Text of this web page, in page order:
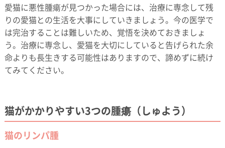
愛猫に悪性腫瘍が見つかった場合には、治療に専念して残
りの愛猫との生活を大事にしていきましょう。今の医学で
は完治することは難しいため、覚悟を決めておきましょ
う。治療に専念し、愛猫を大切にしていると告げられた余
命よりも長生きする可能性はありますので、諦めずに続け
てみてください。
猫がかかりやすい3つの腫瘍（しゅよう）
猫のリンパ腫